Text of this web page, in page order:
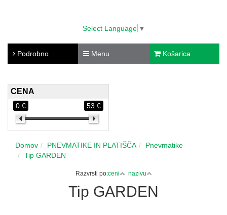
Select Language ▼
Podrobno Menu Košarica
CENA
0 € 53 €
Domov PNEVMATIKE IN PLATIŠČA
Pnevmatike
Tip GARDEN
Razvrsti po:ceni nazivu
Tip GARDEN